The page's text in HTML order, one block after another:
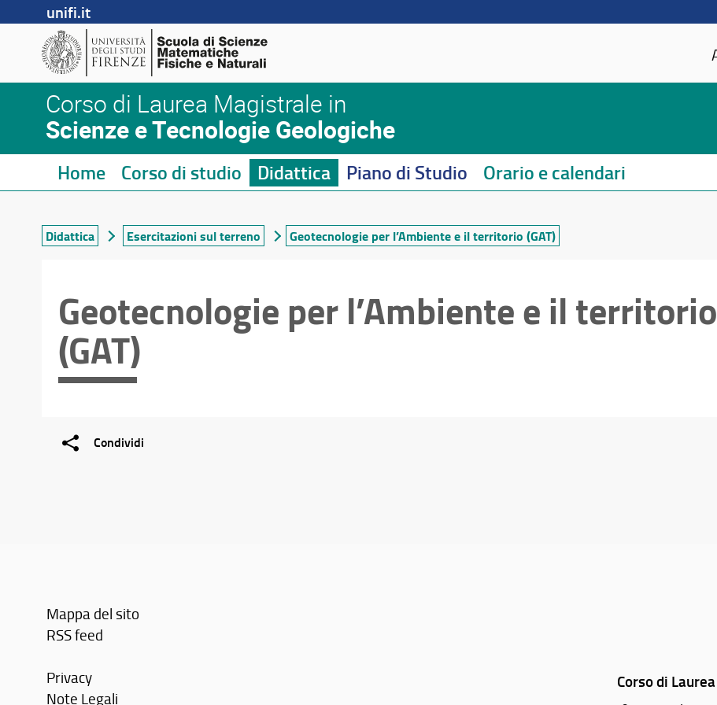
unifi.it
Corso di Laurea Magistrale in
Scienze e Tecnologie Geologiche
Home Corso di studio Didattica Piano di Studio Orario e calendari
Didattica Esercitazioni sul terreno Geotecnologie per l’Ambiente e il territorio (GAT)
Geotecnologie per l’Ambiente e il territorio
(GAT)
Condividi
Mappa del sito
RSS feed
Privacy
Note Legali
Corso di